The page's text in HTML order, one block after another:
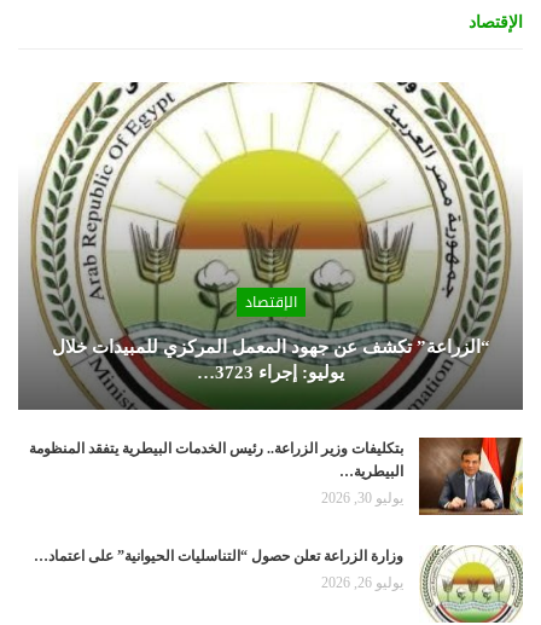
الإقتصاد
الإقتصاد
“الزراعة” تكشف عن جهود المعمل المركزي للمبيدات خلال
يوليو: إجراء 3723…
بتكليفات وزير الزراعة.. رئيس الخدمات البيطرية يتفقد المنظومة
البيطرية…
يوليو 30, 2026
وزارة الزراعة تعلن حصول “التناسليات الحيوانية” على اعتماد…
يوليو 26, 2026